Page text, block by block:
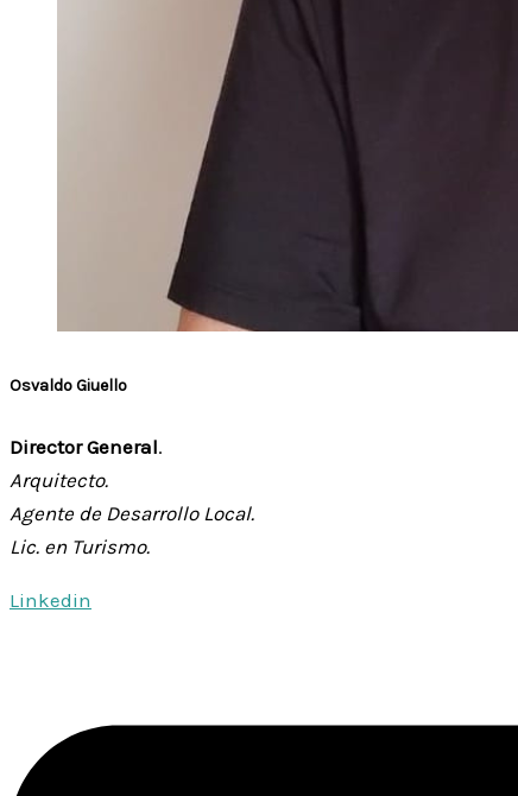
Osvaldo Giuello
Director General.
Arquitecto.
Agente de Desarrollo Local.
Lic. en Turismo.
Linkedin